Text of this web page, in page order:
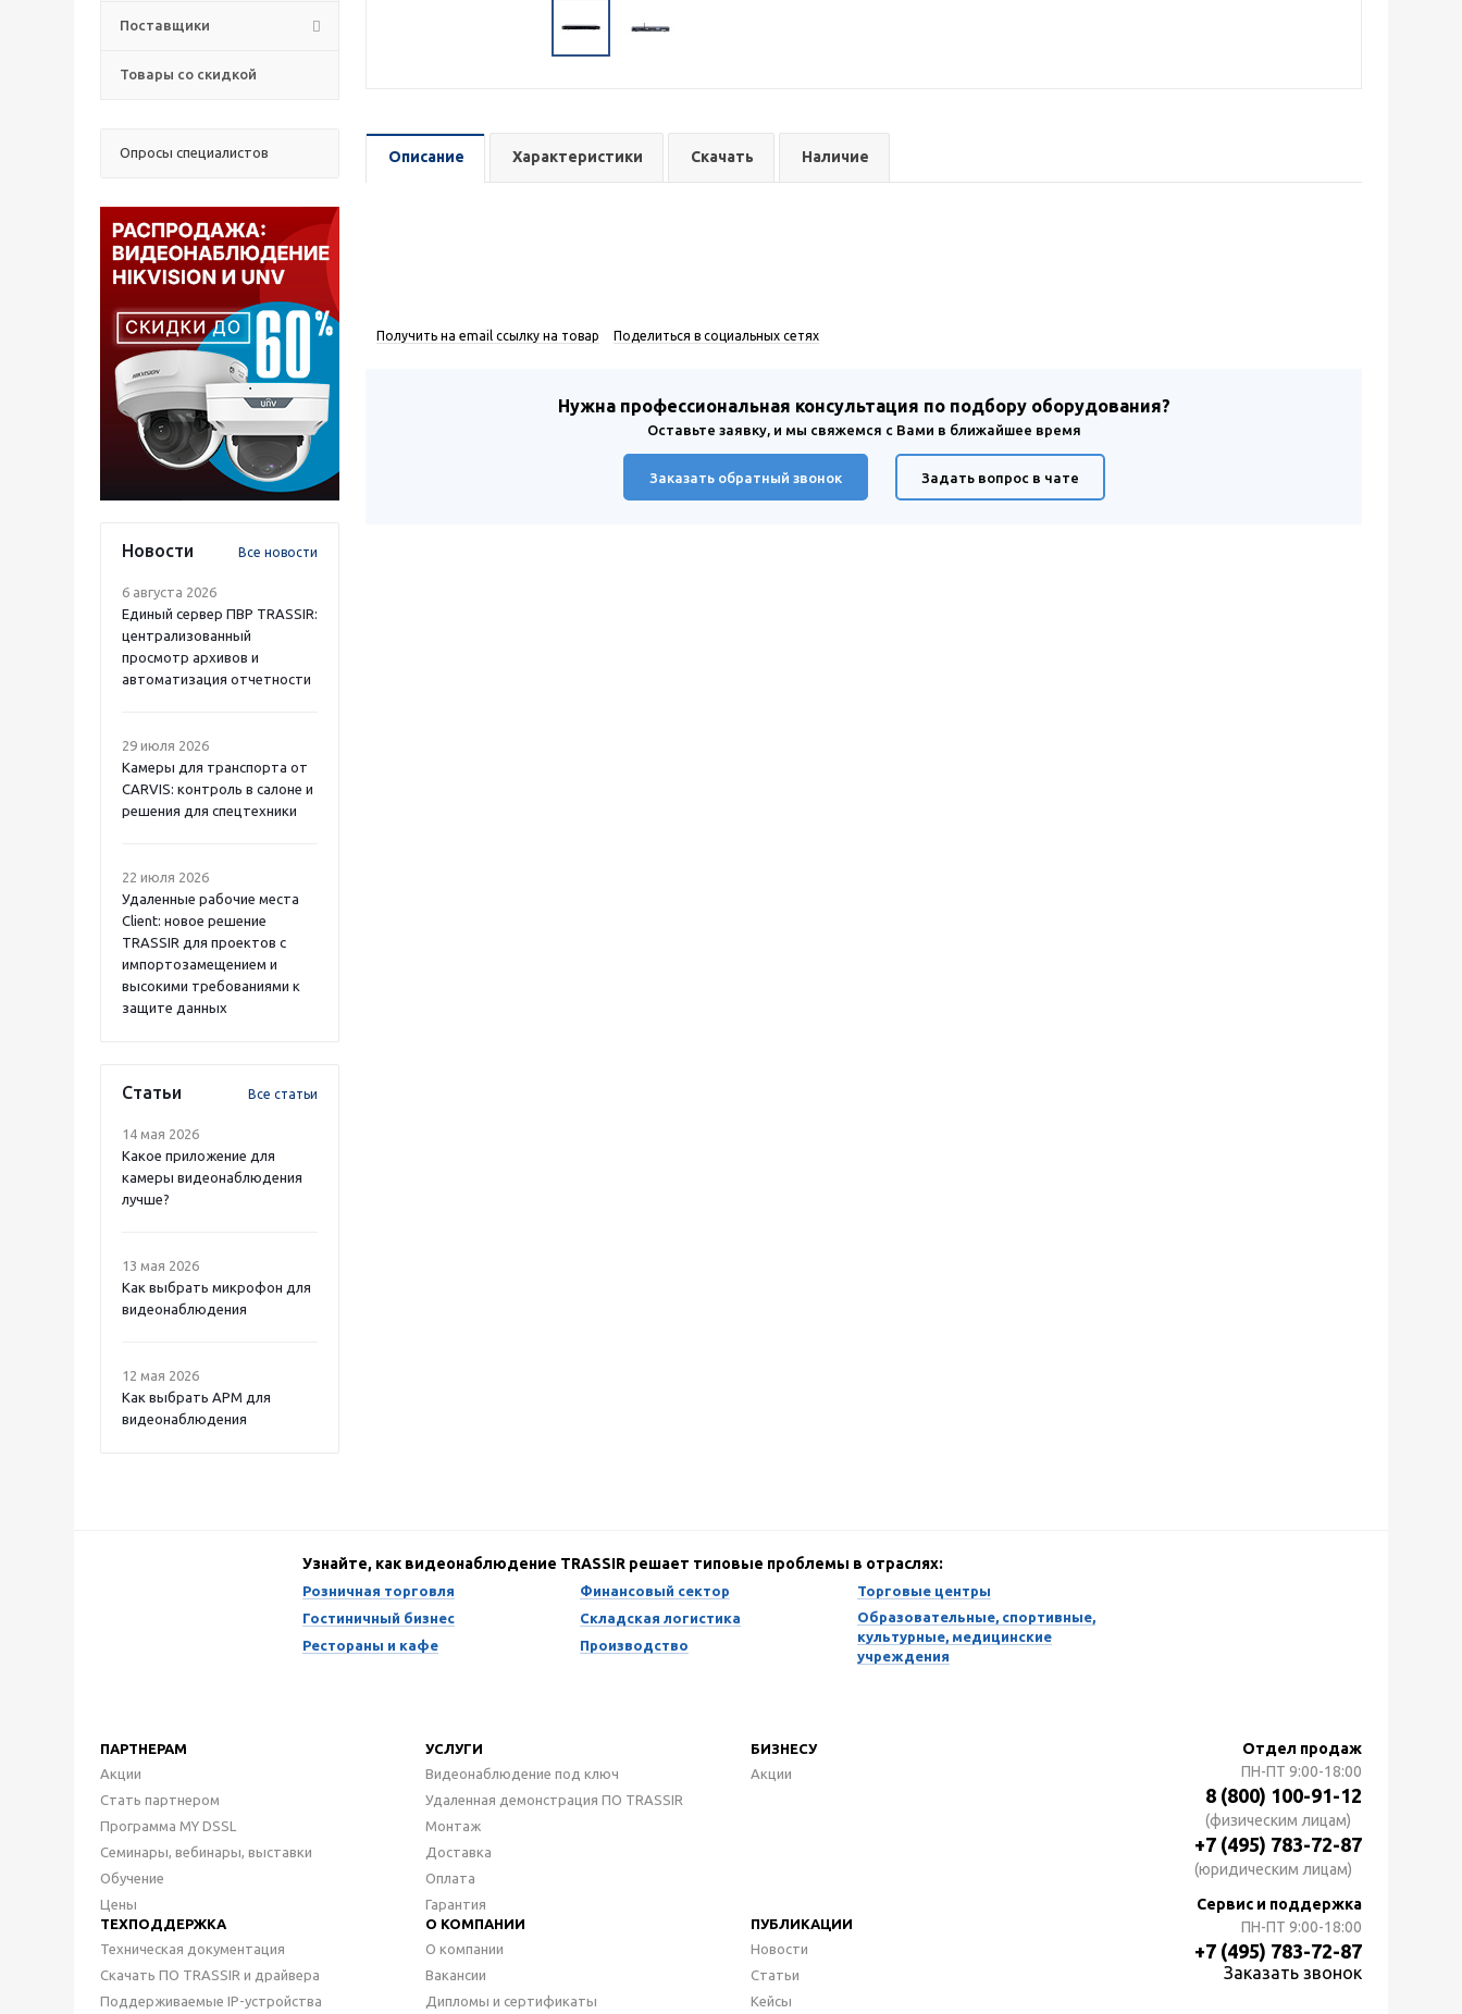
Поставщики
Товары со скидкой
Опросы специалистов
Новости Все новости
6 августа 2026
Единый сервер ПВР TRASSIR:
централизованный
просмотр архивов и
автоматизация отчетности
29 июля 2026
Камеры для транспорта от
CARVIS: контроль в салоне и
решения для спецтехники
22 июля 2026
Удаленные рабочие места
Client: новое решение
TRASSIR для проектов с
импортозамещением и
высокими требованиями к
защите данных
Статьи Все статьи
14 мая 2026
Какое приложение для
камеры видеонаблюдения
лучше?
13 мая 2026
Как выбрать микрофон для
видеонаблюдения
12 мая 2026
Как выбрать APM для
видеонаблюдения
Описание Характеристики Скачать Наличие
Получить на email ссылку на товар Поделиться в социальных сетях
Нужна профессиональная консультация по подбору оборудования?
Оставьте заявку, и мы свяжемся с Вами в ближайшее время
Заказать обратный звонок Задать вопрос в чате
Узнайте, как видеонаблюдение TRASSIR решает типовые проблемы в отраслях:
Розничная торговля
Гостиничный бизнес
Рестораны и кафе
Финансовый сектор
Складская логистика
Производство
Торговые центры
Образовательные, спортивные,
культурные, медицинские
учреждения
ПАРТНЕРАМ
Акции
Стать партнером
Программа MY DSSL
Семинары, вебинары, выставки
Обучение
Цены
УСЛУГИ
Видеонаблюдение под ключ
Удаленная демонстрация ПО TRASSIR
Монтаж
Доставка
Оплата
Гарантия
БИЗНЕСУ
Акции
ТЕХПОДДЕРЖКА
Техническая документация
Скачать ПО TRASSIR и драйвера
Поддерживаемые IP-устройства
О КОМПАНИИ
О компании
Вакансии
Дипломы и сертификаты
ПУБЛИКАЦИИ
Новости
Статьи
Кейсы
Отдел продаж
ПН-ПТ 9:00-18:00
8 (800) 100-91-12
(физическим лицам)
+7 (495) 783-72-87
(юридическим лицам)
Сервис и поддержка
ПН-ПТ 9:00-18:00
+7 (495) 783-72-87
Заказать звонок